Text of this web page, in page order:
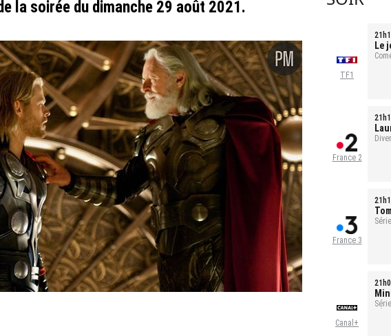
la soirée du dimanche 29 août 2021.
TF1
Le
France 2
France 3
Canal+